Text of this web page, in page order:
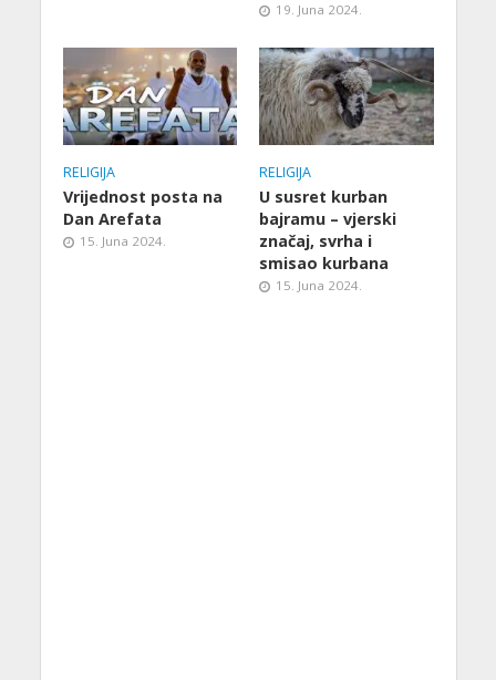
19. Juna 2024.
RELIGIJA
Vrijednost posta na
Dan Arefata
15. Juna 2024.
RELIGIJA
U susret kurban
bajramu – vjerski
značaj, svrha i
smisao kurbana
15. Juna 2024.